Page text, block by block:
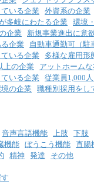
いる企業 外資系の企業
多岐にわたる企業 環境
企業 新規事業進出に意
企業
自動車通勤可（駐
いる企業
多様な雇用形
上の企業
アットホーム
いる企業 従業員1,000
の企業 職種別採用をし
音声言語機能 上肢 下肢
機能 ぼうこう機能 直腸
精神 発達 その他